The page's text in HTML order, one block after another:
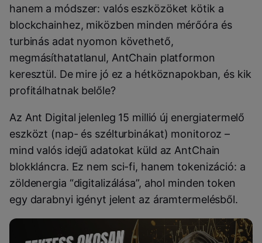
hanem a módszer: valós eszközöket kötik a
blockchainhez, miközben minden mérőóra és
turbinás adat nyomon követhető,
megmásíthatatlanul, AntChain platformon
keresztül. De mire jó ez a hétköznapokban, és kik
profitálhatnak belőle?
Az Ant Digital jelenleg 15 millió új energiatermelő
eszközt (nap- és szélturbinákat) monitoroz –
mind valós idejű adatokat küld az AntChain
blokkláncra. Ez nem sci-fi, hanem tokenizáció: a
zöldenergia “digitalizálása”, ahol minden token
egy darabnyi igényt jelent az áramtermelésből.